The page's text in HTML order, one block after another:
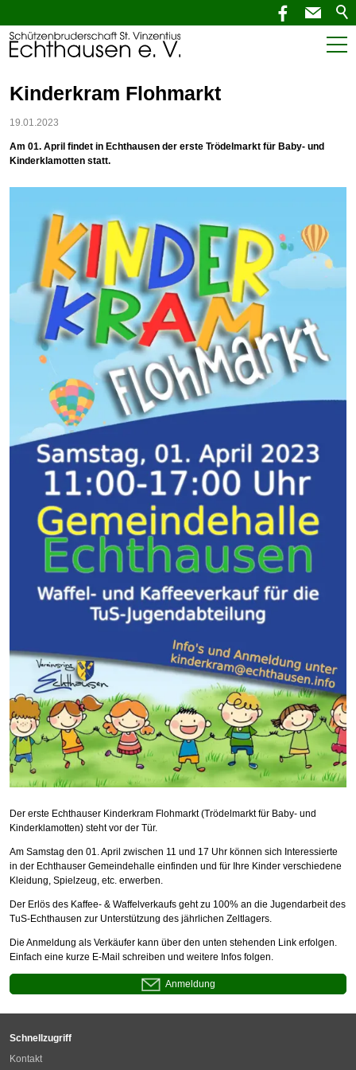
Start
Aktuelles
SchützenNEWS
Verein
Service
Kontakt
Kinderkram Flohmarkt
19.01.2023
Am 01. April findet in Echthausen der erste Trödelmarkt für Baby- und
Kinderklamotten statt.
Der erste Echthauser Kinderkram Flohmarkt (Trödelmarkt für Baby- und
Kinderklamotten) steht vor der Tür.
Am Samstag den 01. April zwischen 11 und 17 Uhr können sich Interessierte
in der Echthauser Gemeindehalle einfinden und für Ihre Kinder verschiedene
Kleidung, Spielzeug, etc. erwerben.
Der Erlös des Kaffee- & Waffelverkaufs geht zu 100% an die Jugendarbeit des
TuS-Echthausen zur Unterstützung des jährlichen Zeltlagers.
Die Anmeldung als Verkäufer kann über den unten stehenden Link erfolgen.
Einfach eine kurze E-Mail schreiben und weitere Infos folgen.
Anmeldung
Schnellzugriff
Kontakt